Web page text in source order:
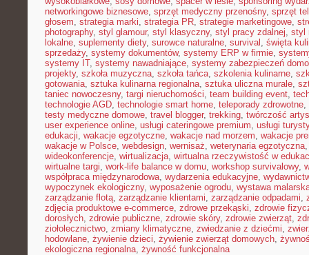
networkingowe biznesowe, sprzęt medyczny przenośny, sprzęt
głosem, strategia marki, strategia PR, strategie marketingowe,
photography, styl glamour, styl klasyczny, styl pracy zdalnej, styl
lokalne, suplementy diety, surowce naturalne, survival , święta
sprzedaży, systemy dokumentów, systemy ERP w firmie,
systemy IT, systemy nawadniające, systemy zabezpieczeń
projekty, szkoła muzyczna, szkoła tańca, szkolenia kulinarne,
gotowania, sztuka kulinarna regionalna, sztuka uliczna murale,
taniec nowoczesny, targi nieruchomości, team building event,
technologie AGD, technologie smart home, teleporady zdrowotne,
testy medyczne domowe, travel blogger, trekking, twórczość
user experience online, usługi cateringowe premium, usługi
edukacji, wakacje egzotyczne, wakacje nad morzem, wakacje
wakacje w Polsce, webdesign, wernisaż, weterynaria egzotyczna
wideokonferencje, wirtualizacja, wirtualna rzeczywistość w
wirtualne targi, work-life balance w domu, workshop survivalowy,
współpraca międzynarodowa, wydarzenia edukacyjne,
wypoczynek ekologiczny, wyposażenie ogrodu, wystawa
zarządzanie flotą, zarządzanie klientami, zarządzanie odpadami,
zdjęcia produktowe e-commerce, zdrowe przekąski, zdrowie
dorosłych, zdrowie publiczne, zdrowie skóry, zdrowie zwierząt,
ziołolecznictwo, zmiany klimatyczne, zwiedzanie z dziećmi,
hodowlane, żywienie dzieci, żywienie zwierząt domowych,
ekologiczna regionalna, żywność funkcjonalna